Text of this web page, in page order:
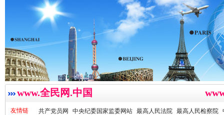
春天里的科技盛宴
www.全民网.中国
友情链
共产党员网 中央纪委国家监委网站 最高人民法院 最高人民检察院